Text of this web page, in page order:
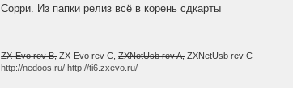
Сорри. Из папки релиз всё в корень сдкарты
ZX-Evo rev B,ZX-Evo rev C,ZXNetUsb rev A,ZXNetUsb rev С
http://nedoos.ru/ http://ti6.zxevo.ru/